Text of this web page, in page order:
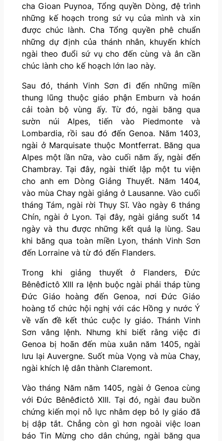
cha Gioan Puynoa, Tổng quyền Dòng, đệ trình
những kế hoạch trong sứ vụ của mình và xin
được chúc lành. Cha Tổng quyền phê chuẩn
những dự định của thánh nhân, khuyến khích
ngài theo đuổi sứ vụ cho đến cùng và ân cần
chúc lành cho kế hoạch lớn lao này.
Sau đó, thánh Vinh Sơn đi đến những miền
thung lũng thuộc giáo phận Emburn và hoán
cải toàn bộ vùng ấy. Từ đó, ngài băng qua
sườn núi Alpes, tiến vào Piedmonte và
Lombardia, rồi sau đó đến Genoa. Năm 1403,
ngài ở Marquisate thuộc Montferrat. Băng qua
Alpes một lần nữa, vào cuối năm ấy, ngài đến
Chambray. Tại đây, ngài thiết lập một tu viện
cho anh em Dòng Giảng Thuyết. Năm 1404,
vào mùa Chay ngài giảng ở Lausanne. Vào cuối
tháng Tám, ngài rời Thụy Sĩ. Vào ngày 6 tháng
Chín, ngài ở Lyon. Tại đây, ngài giảng suốt 14
ngày và thu được những kết quả lạ lùng. Sau
khi băng qua toàn miền Lyon, thánh Vinh Sơn
đến Lorraine và từ đó đến Flanders.
Trong khi giảng thuyết ở Flanders, Đức
Bênêđictô XIII ra lệnh buộc ngài phải tháp tùng
Đức Giáo hoàng đến Genoa, nơi Đức Giáo
hoàng tổ chức hội nghị với các Hồng y nước Ý
về vấn đề kết thúc cuộc ly giáo. Thánh Vinh
Sơn vâng lệnh. Nhưng khi biết rằng việc đi
Genoa bị hoãn đến mùa xuân năm 1405, ngài
lưu lại Auvergne. Suốt mùa Vọng và mùa Chay,
ngài khích lệ dân thành Claremont.
Vào tháng Năm năm 1405, ngài ở Genoa cùng
với Đức Bênêđictô XIII. Tại đó, ngài đau buồn
chứng kiến mọi nỗ lực nhằm dẹp bỏ ly giáo đã
bị dập tắt. Chẳng còn gì hơn ngoài việc loan
báo Tin Mừng cho dân chúng, ngài băng qua